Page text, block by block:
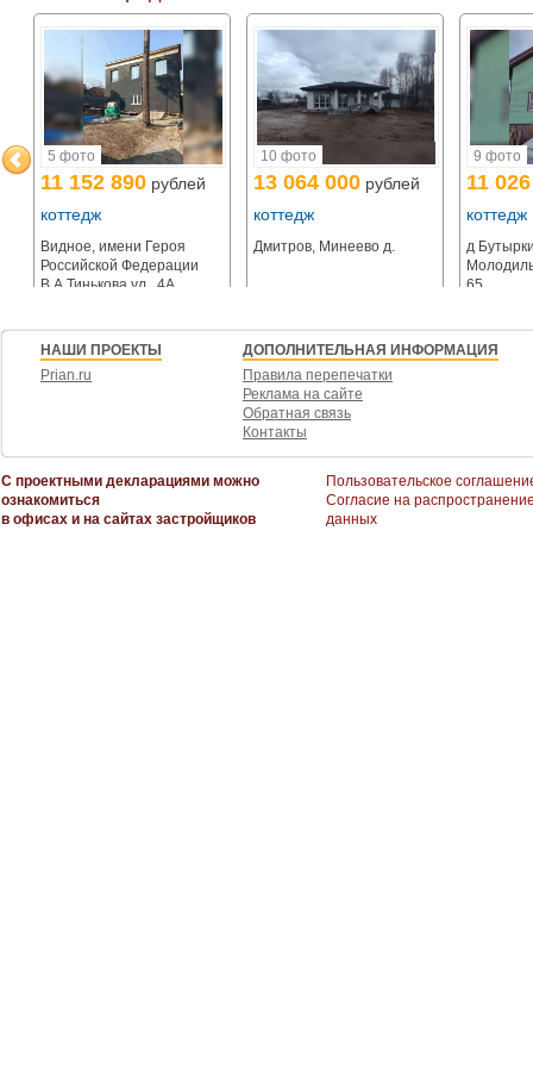
любимых фильмов в хорошей компании.
На участке дровяная баня, бассейн, качели, шезлонги.
Открытая парковка на две машины.
Детский сад, школа.
Лесной массив, храм, озеро.
Продуктовые магазины.
Водоемы для рыбалки.
5 фото
11 152 890 рублей
коттедж
Видное, имени Героя
Российской Федерации
В.А.Тинькова ул., 4А
10 фото
13 064 000 рублей
коттедж
Дмитров, Минеево д.
9 фото
11
коттедж
д
65
НАШИ ПРОЕКТЫ
Prian.ru
ДОПОЛНИТЕЛЬНАЯ ИНФОРМАЦИЯ
Правила перепечатки
Реклама на сайте
Обратная связь
Контакты
С проектными декларациями можно
ознакомиться
в офисах и на сайтах застройщиков
Пользовательское
Согласие на
данных